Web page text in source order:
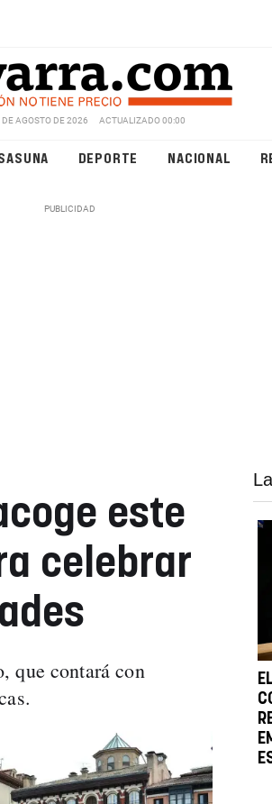
DE AGOSTO DE 2026 ACTUALIZADO 00:00
DEPORTE NACIONAL
este
celebrar
que contará con